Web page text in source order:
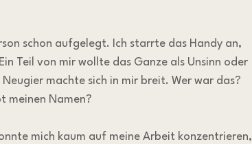
schon aufgelegt. Ich starrte das Handy an,
Teil von mir wollte das Ganze als Unsinn oder
machte sich in mir breit. Wer war das?
meinen Namen?
mich kaum auf meine Arbeit konzentrieren,